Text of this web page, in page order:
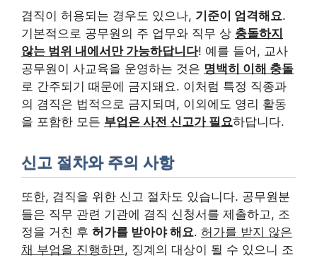
겸직이 허용되는 경우도 있으나, 기준이 엄격해요.
기본적으로 공무원의 주 업무와 직무 상 충돌하지
않는 범위 내에서만 가능하답니다! 예를 들어, 교사
공무원이 사교육을 운영하는 것은 명백히 이해 충돌
로 간주되기 때문에 금지돼요. 이처럼 특정 직종과
의 겸직은 법적으로 금지되며, 이외에도 영리 활동
을 포함한 모든 부업은 사전 신고가 필요하답니다.
신고 절차와 주의 사항
또한, 겸직을 위한 신고 절차도 있습니다. 공무원분
들은 직무 관련 기관에 겸직 신청서를 제출하고, 조
정을 거친 후 허가를 받아야 해요. 허가를 받지 않은
채 부업을 진행하면, 징계의 대상이 될 수 있으니 조